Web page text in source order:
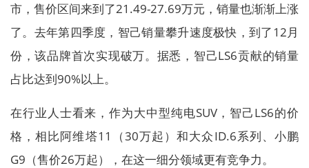
市，售价区间来到了21.49-27.69万元，销量也渐渐上涨
了。去年第四季度，智己销量攀升速度极快，到了12月
份，该品牌首次实现破万。据悉，智己LS6贡献的销量
占比达到90%以上。
在行业人士看来，作为大中型纯电SUV，智己LS6的价
格，相比阿维塔11（30万起）和大众ID.6系列、小鹏
G9（售价26万起），在这一细分领域更有竞争力。